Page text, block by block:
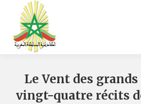
Le Vent des grands
vingt-quatre récits